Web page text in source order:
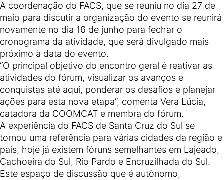
A coordenação do FACS, que se reuniu no dia 27 de
maio para discutir a organização do evento se reunirá
novamente no dia 16 de junho para fechar o
cronograma da atividade, que será divulgado mais
próximo à data do evento.
“O principal objetivo do encontro geral é reativar as
atividades do fórum, visualizar os avanços e
conquistas até aqui, ponderar os desafios e planejar
ações para esta nova etapa”, comenta Vera Lúcia,
catadora da COOMCAT e membra do fórum.
A experiência do FACS de Santa Cruz do Sul se
tornou uma referência para várias cidades da região e
país, hoje já existem fóruns semelhantes em Lajeado,
Cachoeira do Sul, Rio Pardo e Encruzilhada do Sul.
Este espaço de discussão que é autônomo,